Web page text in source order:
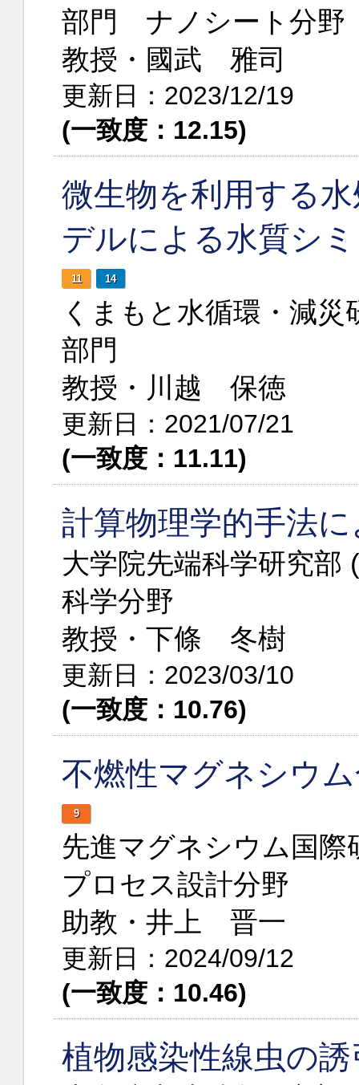
部門 ナノシート分野
教授・國武 雅司
更新日：2023/12/19
(一致度：12.15)
微生物を利用する
デルによる水質シ
11 14
くまもと水循環・減
部門
教授・川越 保徳
更新日：2021/07/21
(一致度：11.11)
計算物理学的手法
大学院先端科学研究
科学分野
教授・下條 冬樹
更新日：2023/03/10
(一致度：10.76)
不燃性マグネシウ
9
先進マグネシウム国
プロセス設計分野
助教・井上 晋一
更新日：2024/09/12
(一致度：10.46)
植物感染性線虫の